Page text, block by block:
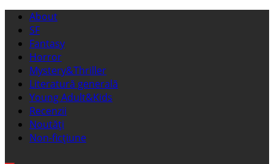
Sari
conținut
Meniu
principal
About
SF
Fantasy
Horror
Mystery&Thriller
Literatură generală
Young Adult&Kids
Recenzii
Noutăți
Non-ficțiune